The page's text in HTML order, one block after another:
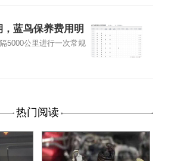
蓝鸟保养费用明
5000公里进行一次常规
热门阅读